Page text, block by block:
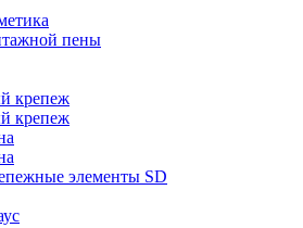
пены
крепеж
крепеж
элементы SD